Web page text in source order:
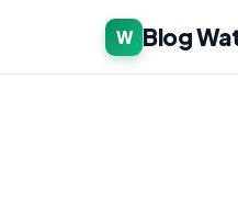
W Blog